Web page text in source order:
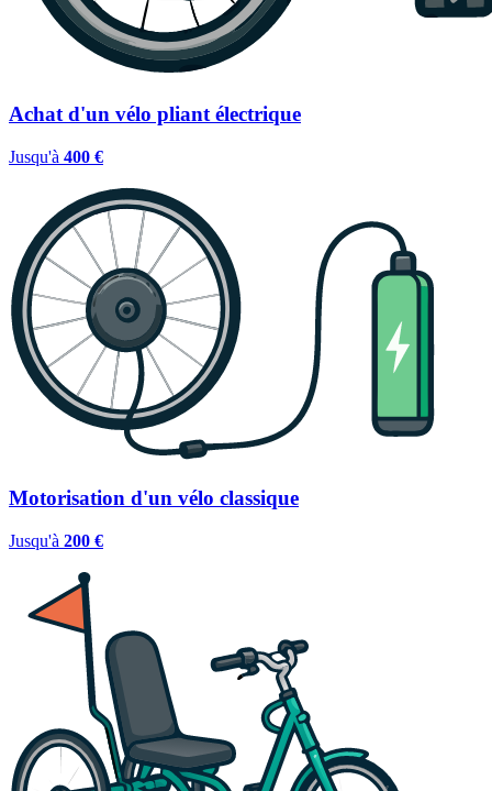
Achat d'un vélo pliant électrique
Jusqu'à 400 €
Motorisation d'un vélo classique
Jusqu'à 200 €